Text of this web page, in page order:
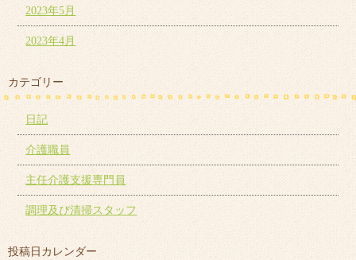
2023年5月
2023年4月
カテゴリー
日記
介護職員
主任介護支援専門員
調理及び清掃スタッフ
投稿日カレンダー